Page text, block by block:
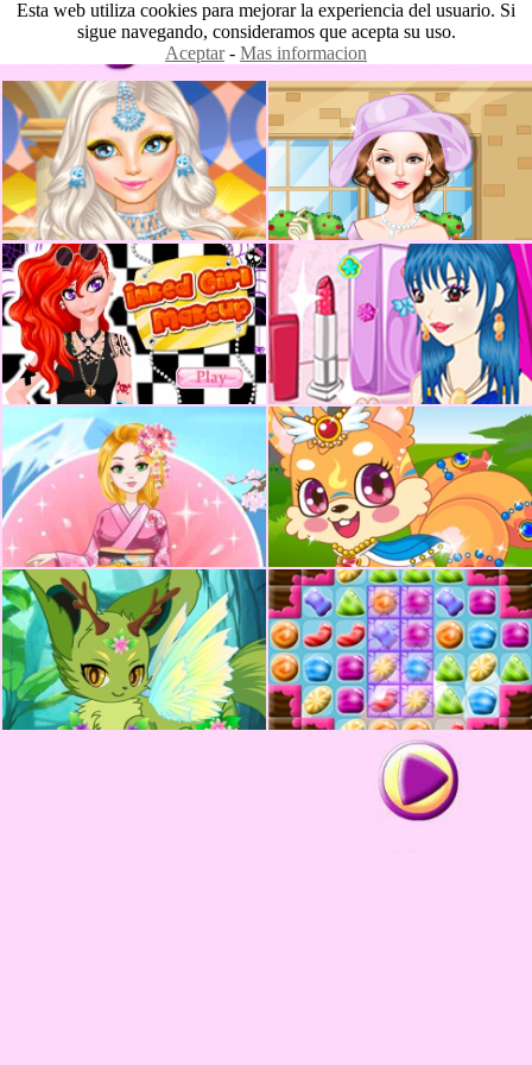
Esta web utiliza cookies para mejorar la experiencia del usuario. Si
sigue navegando, consideramos que acepta su uso.
Aceptar- Mas informacion